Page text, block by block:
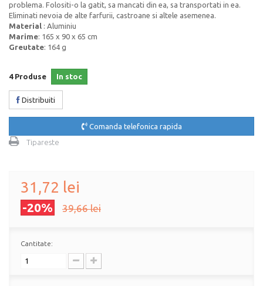
problema. Folositi-o la gatit, sa mancati din ea, sa transportati in ea.
Eliminati nevoia de alte farfurii, castroane si altele asemenea.
Material : Aluminiu
Marime: 165 x 90 x 65 cm
Greutate: 164 g
4 Produse In stoc
Distribuiti
Comanda telefonica rapida
Tipareste
31,72 lei
-20% 39,66 lei
Cantitate: